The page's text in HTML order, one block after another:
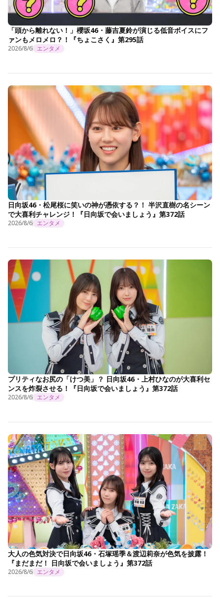
「頭から離れない！」櫻坂46・藤吉夏鈴が演じる低音ボイスにフ
ァンもメロメロ？！『ちょこさく』第295話
2026/8/6 エンタメ
日向坂46・松尾桜に笑いの神が憑依する？！ 半沢直樹の名シーン
で大喜利チャレンジ！『日向坂で会いましょう』第372話
2026/8/6 エンタメ
プリティなお尻の「けつ美」？ 日向坂46・上村ひなのが大喜利セ
ンスを炸裂させる！『日向坂で会いましょう』第372話
2026/8/6 エンタメ
大人の色気対決で日向坂46・石塚瑶季＆渡辺莉奈が色気を披露！
『まだまだ！ 日向坂で会いましょう』第372話
2026/8/6 エンタメ